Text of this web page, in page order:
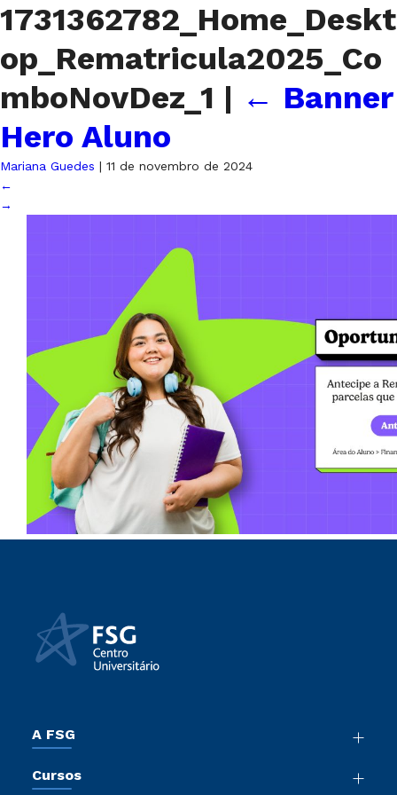
1731362782_Home_Deskt
op_Rematricula2025_Co
mboNovDez_1 | ← Banner
Hero Aluno
Mariana Guedes | 11 de novembro de 2024
←
→
A FSG
Sala de Imprensa
Cursos